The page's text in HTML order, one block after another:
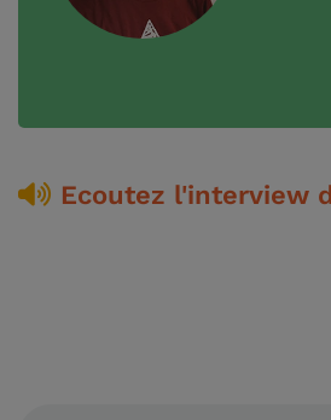
Ecoutez l'interview